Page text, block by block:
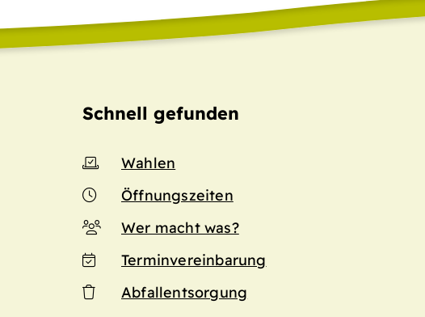
Schnell gefunden
Wahlen
Öffnungszeiten
Wer macht was?
Terminvereinbarung
Abfallentsorgung